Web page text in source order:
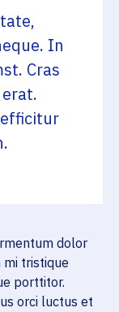
In
Cras
dolor
tristique
porttitor.
orci luctus et